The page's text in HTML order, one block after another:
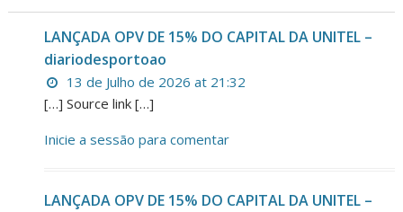
LANÇADA OPV DE 15% DO CAPITAL DA UNITEL –
diariodesportoao
13 de Julho de 2026 at 21:32
[…] Source link […]
Inicie a sessão para comentar
LANÇADA OPV DE 15% DO CAPITAL DA UNITEL –